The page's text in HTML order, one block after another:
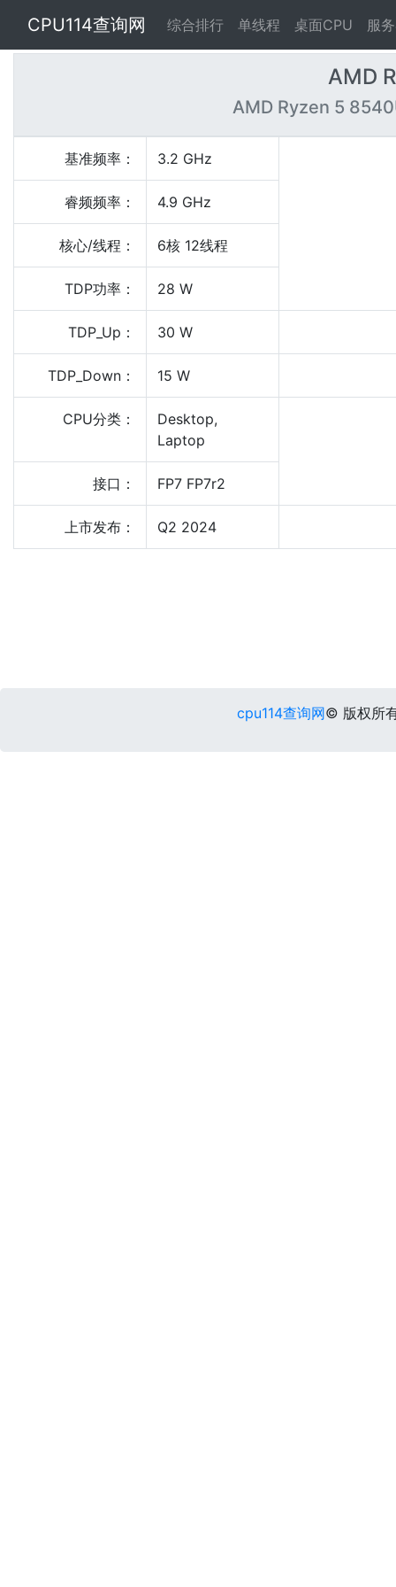
CPU114查询网 综合排行 单线程 桌面CPU 服
AMD
AMD Ryzen 5
基准频率： 3.2 GHz
睿频频率： 4.9 GHz
核心/线程： 6核 12线程
TDP功率： 28 W
TDP_Up： 30 W
TDP_Down： 15 W
CPU分类：
Desktop,
Laptop
接口： FP7 FP7r2
上市发布： Q2 2024
cpu114查询网© 版权所